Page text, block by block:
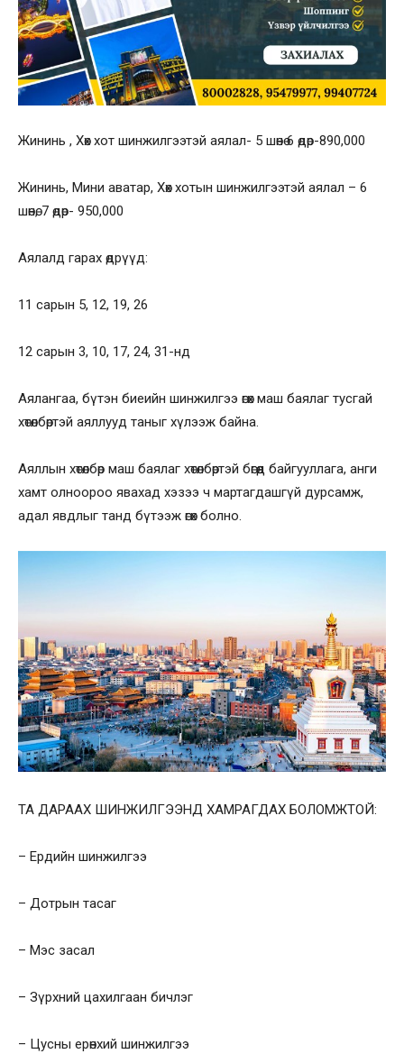
Жининь , Хөх хот шинжилгээтэй аялал- 5 шөнө 6 өдөр-890,000
Жининь, Мини аватар, Хөх хотын шинжилгээтэй аялал – 6
шөнө, 7 өдөр- 950,000
Аялалд гарах өдрүүд:
11 сарын 5, 12, 19, 26
12 сарын 3, 10, 17, 24, 31-нд
Аялангаа, бүтэн биеийн шинжилгээ өгөх маш баялаг тусгай
хөтөлбөртэй аяллууд таныг хүлээж байна.
Аяллын хөтөлбөр маш баялаг хөтөлбөртэй бөгөөд байгууллага, анги
хамт олноороо явахад хэзээ ч мартагдашгүй дурсамж,
адал явдлыг танд бүтээж өгөх болно.
ТА ДАРААХ ШИНЖИЛГЭЭНД ХАМРАГДАХ БОЛОМЖТОЙ:
– Ердийн шинжилгээ
– Дотрын тасаг
– Мэс засал
– Зүрхний цахилгаан бичлэг
– Цусны ерөнхий шинжилгээ